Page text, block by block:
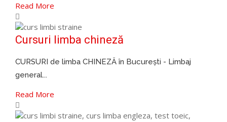
Read More
Cursuri limba chineză
CURSURI de limba CHINEZĂ în București - Limbaj
general...
Read More